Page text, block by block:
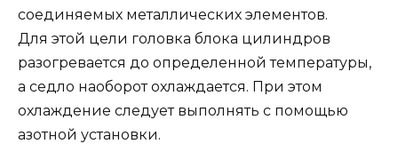
соединяемых металлических элементов.
Для этой цели головка блока цилиндров
разогревается до определенной температуры,
а седло наоборот охлаждается. При этом
охлаждение следует выполнять с помощью
азотной установки.